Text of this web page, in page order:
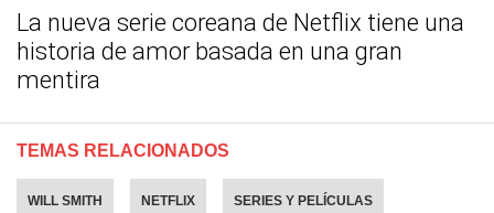
La nueva serie coreana de Netflix tiene una
historia de amor basada en una gran
mentira
TEMAS RELACIONADOS
WILL SMITH NETFLIX SERIES Y PELÍCULAS